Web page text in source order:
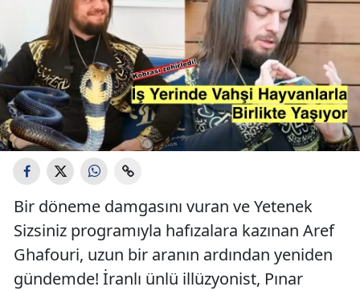
Bir döneme damgasını vuran ve Yetenek
Sizsiniz programıyla hafızalara kazınan Aref
Ghafouri, uzun bir aranın ardından yeniden
gündemde! İranlı ünlü illüzyonist, Pınar